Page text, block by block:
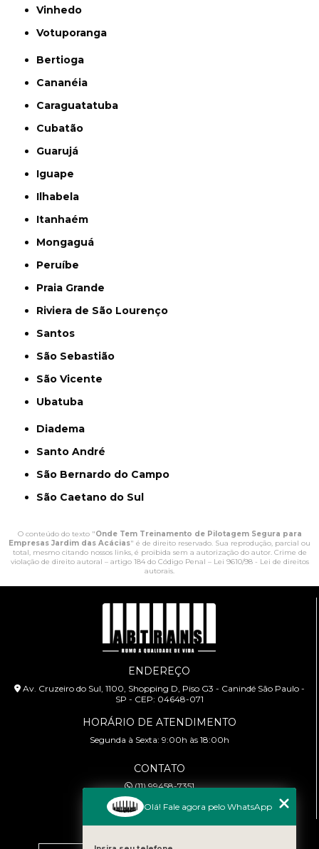
Vinhedo
Votuporanga
Bertioga
Cananéia
Caraguatatuba
Cubatão
Guarujá
Iguape
Ilhabela
Itanhaém
Mongaguá
Peruíbe
Praia Grande
Riviera de São Lourenço
Santos
São Sebastião
São Vicente
Ubatuba
Diadema
Santo André
São Bernardo do Campo
São Caetano do Sul
O conteúdo do texto "Onde Tem Treinamento de Pilotagem Segura para
Empresas Jardim das Acácias" é de direito reservado. Sua reprodução, parcial ou
total, mesmo citando nossos links, é proibida sem a autorização do autor. Crime de
violação de direito autoral – artigo 184 do Código Penal – Lei 9610/98 - Lei de direitos
autorais.
ENDEREÇO
Av. Cruzeiro do Sul, 1100, Shopping D, Piso G3 - Canindé São Paulo -
SP - CEP: 04648-071
HORÁRIO DE ATENDIMENTO
Segunda à Sexta: 9:00h às 18:00h
CONTATO
(11) 99458-7351
cursoabtrans@gmail.com
Olá! Fale agora pelo WhatsApp